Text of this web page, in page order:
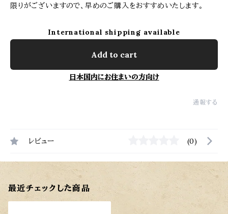
限りがございますので、早めのご購入をおすすめいたします。
International shipping available
Add to cart
日本国内にお住まいの方向け
通報する
レビュー (0)
最近チェックした商品